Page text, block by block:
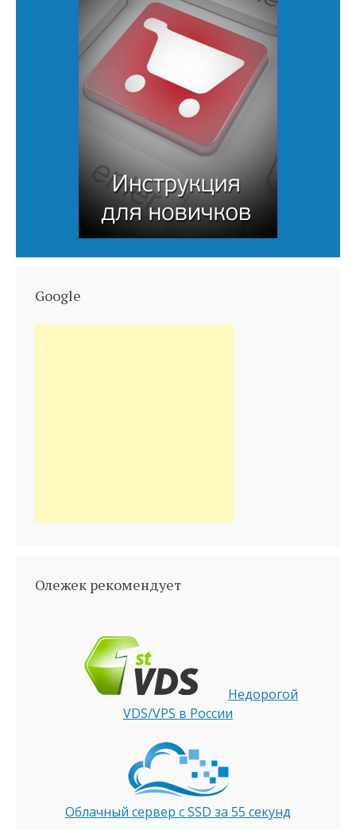
Google
Олежек рекомендует
Недорогой
VDS/VPS в России
Облачный сервер с SSD за 55 секунд